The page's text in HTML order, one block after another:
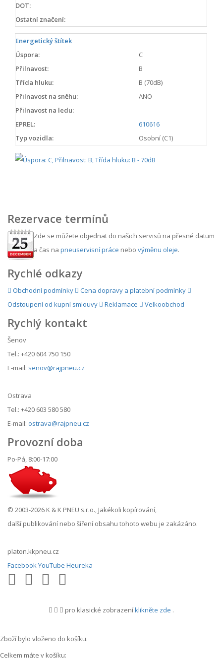
DOT:
Ostatní značení:
Energetický štítek
Úspora:
C
Přilnavost:
B
Třída hluku:
B (70dB)
Přilnavost na sněhu:
ANO
Přilnavost na ledu:
EPREL:
610616
Typ vozidla:
Osobní (C1)
Rezervace termínů
Zde se můžete objednat do našich servisů na přesné datum
a čas na pneuservisní práce nebo výměnu oleje.
Rychlé odkazy
Obchodní podmínky
Cena dopravy a platební podmínky
Odstoupení od kupní smlouvy
Reklamace Velkoobchod
Rychlý kontakt
Šenov
Tel.: +420 604 750 150
E-mail: senov@rajpneu.cz
Ostrava
Tel.: +420 603 580 580
E-mail: ostrava@rajpneu.cz
Provozní doba
Po-Pá, 8:00-17:00
© 2003-2026 K & K PNEU s.r.o., Jakékoli kopírování,
další publikování nebo šíření obsahu tohoto webu je zakázáno.
platon.kkpneu.cz
FacebookYouTube Heureka
pro klasické zobrazeníklikněte zde .
Zboží bylo vloženo do košíku.
Celkem máte v košíku: